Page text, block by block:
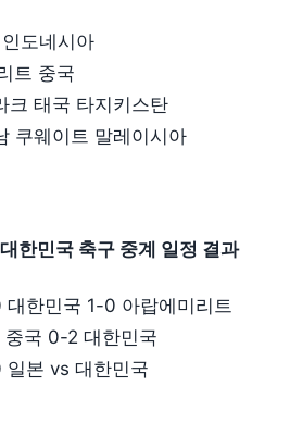
도네시아
트 중국
크 태국 타지키스탄
쿠웨이트 말레이시아
한민국 축구 중계 일정 결과
한민국 1-0 아랍에미리트
국 0-2 대한민국
본 vs 대한민국